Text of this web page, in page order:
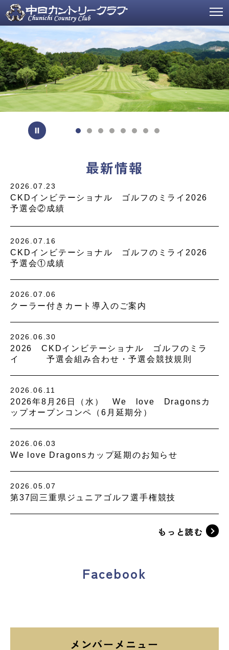
最新情報
2026.07.23
CKDインビテーショナル ゴルフのミライ2026
予選会②成績
2026.07.16
CKDインビテーショナル ゴルフのミライ2026
予選会①成績
2026.07.06
クーラー付きカート導入のご案内
2026.06.30
2026 CKDインビテーショナル ゴルフのミラ
イ 予選会組み合わせ・予選会競技規則
2026.06.11
2026年8月26日（水） We love Dragonsカ
ップオープンコンペ（6月延期分）
2026.06.03
We love Dragonsカップ延期のお知らせ
2026.05.07
第37回三重県ジュニアゴルフ選手権競技
もっと読む
Facebook
メンバーメニュー